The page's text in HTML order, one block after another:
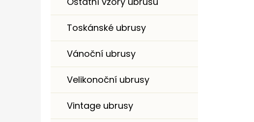
Toskánské ubrusy
Vánoční ubrusy
Velikonoční ubrusy
Vintage ubrusy